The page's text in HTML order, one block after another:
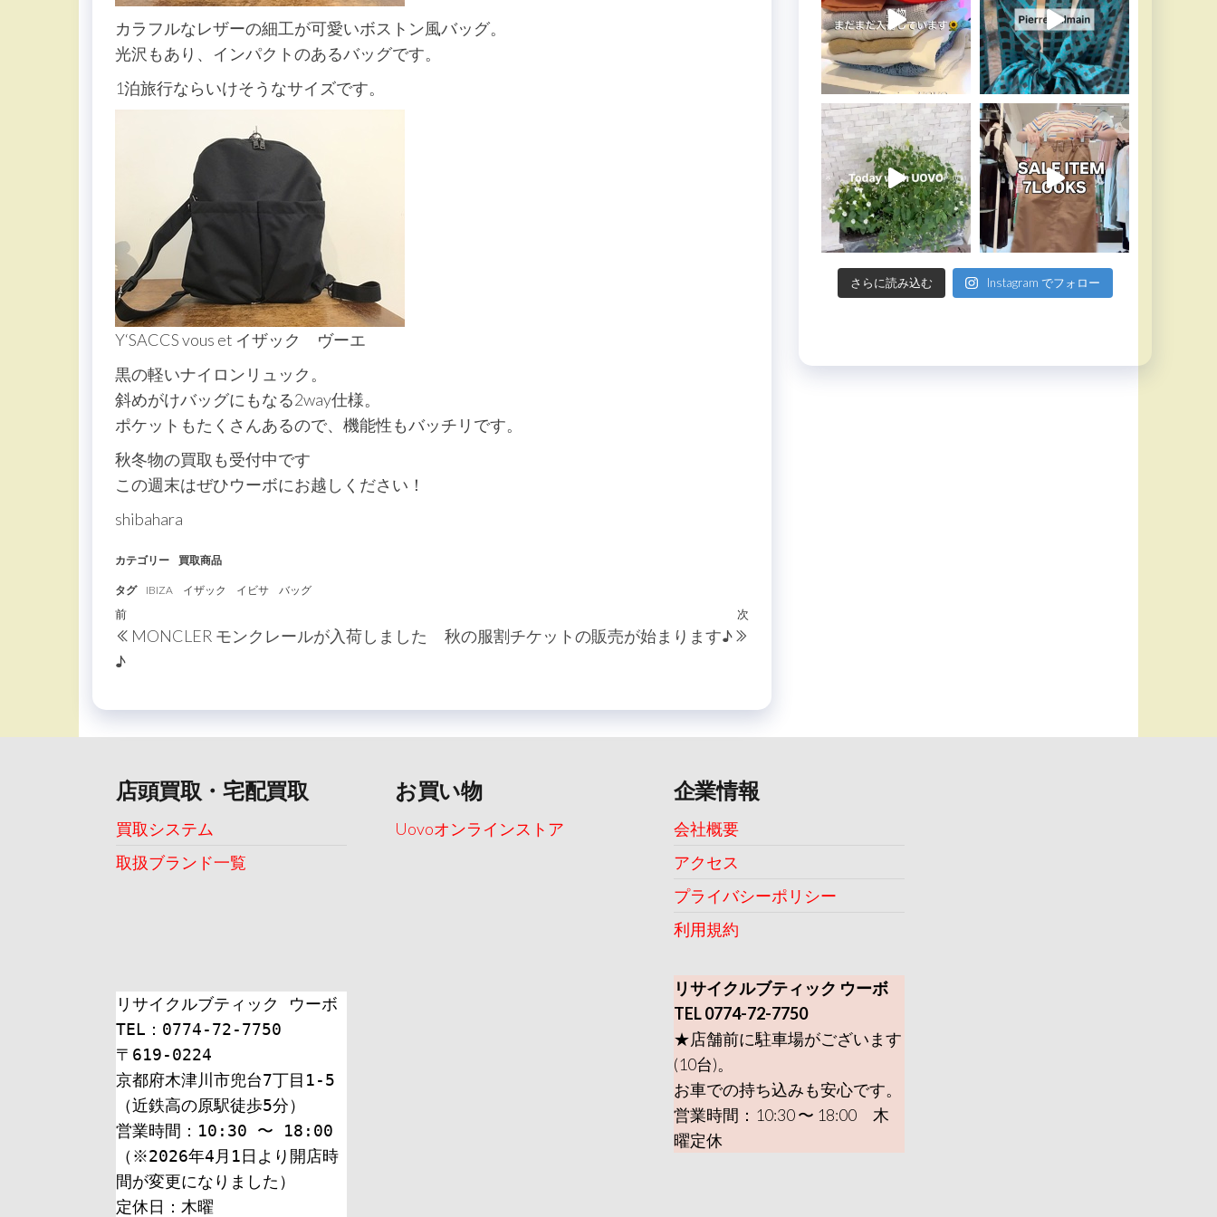
カラフルなレザーの細工が可愛いボストン風バッグ。
光沢もあり、インパクトのあるバッグです。
1泊旅行ならいけそうなサイズです。
Y‘SACCS vous et イザック ヴーエ
黒の軽いナイロンリュック。
斜めがけバッグにもなる2way仕様。
ポケットもたくさんあるので、機能性もバッチリです。
秋冬物の買取も受付中です
この週末はぜひウーボにお越しください！
shibahara
カテゴリー 買取商品
タグ IBIZA イザック イビサ バッグ
投
稿
ナ
ビ
ゲ
シ
ョ
ン
過
去
の
前
MONCLER モンクレールが入荷しました
♪
次
次
秋の服割チケットの販売が始まります♪
さらに読み込む Instagram でフォロー
店頭買取・宅配買取
買取システム
取扱ブランド一覧
お買い物
Uovoオンラインストア
企業情報
会社概要
アクセス
プライバシーポリシー
利用規約
リサイクルブティック ウーボ
TEL：0774-72-7750
〒619-0224
京都府木津川市兜台7丁目1-5
（近鉄高の原駅徒歩5分）
営業時間：10:30 〜 18:00
（※2026年4月1日より開店時
間が変更になりました）
定休日：木曜
リサイクルブティック ウーボ
TEL 0774-72-7750
★店舗前に駐車場がございます
(10台)。
お車での持ち込みも安心です。
営業時間：10:30 〜 18:00 木
曜定休